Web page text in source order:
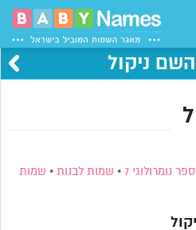
ניקול
נומרולוגי 7 • שמות לבנות • שמות